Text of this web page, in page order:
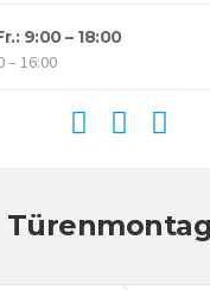
9:00 – 18:00
– 16:00